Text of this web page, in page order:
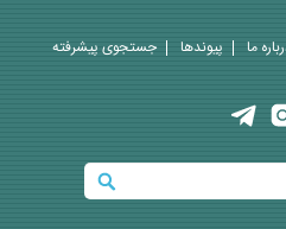
ما پيوندها جستجوی پيشرفته